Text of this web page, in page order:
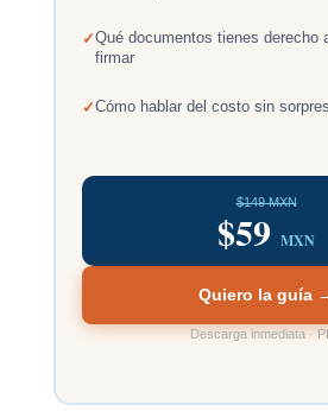
Qué documentos tienes derecho
firmar
Cómo hablar del costo sin
$149 MXN
$59 MXN
Quiero la guía
Descarga inmediata ·